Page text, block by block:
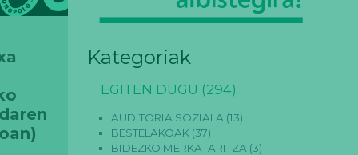
Kategoriak
EGITEN DUGU (294)
AUDITORIA SOZIALA (13)
BESTELAKOAK (37)
BIDEZKO MERKATARITZA (3)